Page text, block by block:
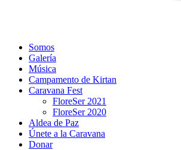
Somos
Galería
Música
Campamento de Kirtan
Caravana Fest
FloreSer 2021
FloreSer 2020
Aldea de Paz
Únete a la Caravana
Donar